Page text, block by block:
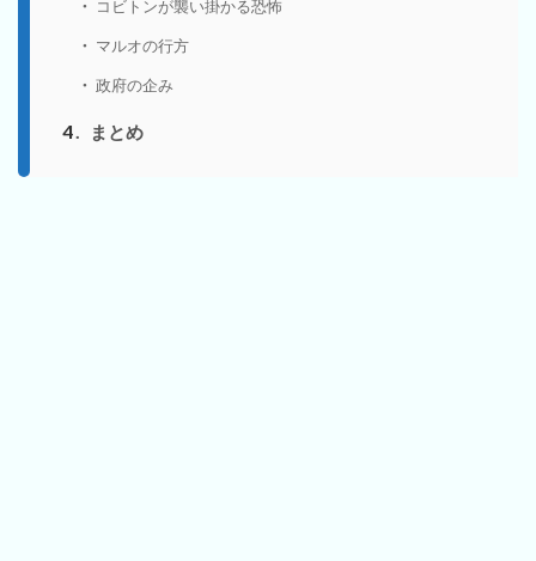
コビトンが襲い掛かる恐怖
マルオの行方
政府の企み
4 まとめ